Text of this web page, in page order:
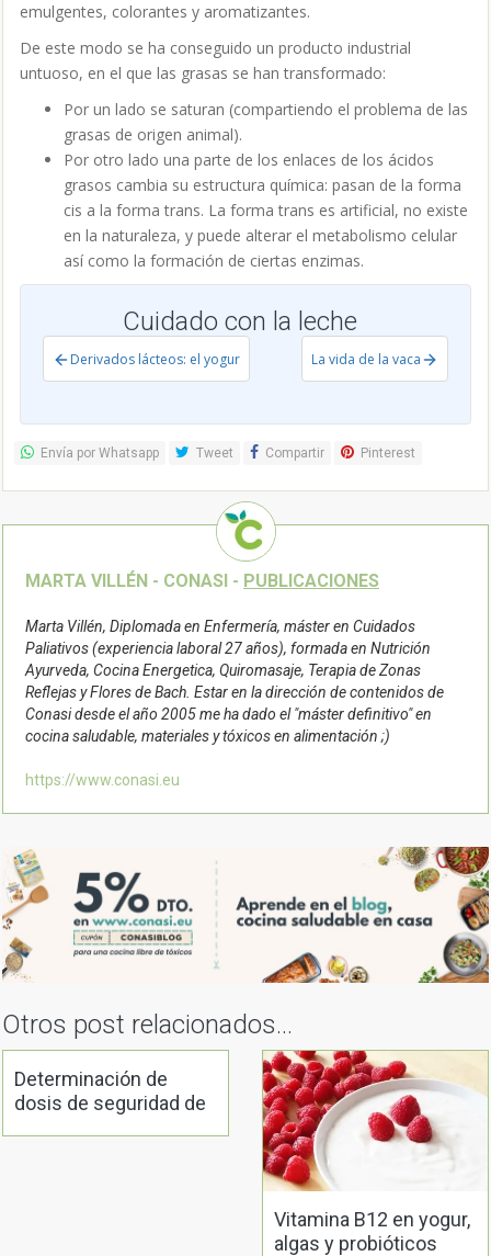
emulgentes, colorantes y aromatizantes.
De este modo se ha conseguido un producto industrial
untuoso, en el que las grasas se han transformado:
Por un lado se saturan (compartiendo el problema de las
grasas de origen animal).
Por otro lado una parte de los enlaces de los ácidos
grasos cambia su estructura química: pasan de la forma
cis a la forma trans. La forma trans es artificial, no existe
en la naturaleza, y puede alterar el metabolismo celular
así como la formación de ciertas enzimas.
Cuidado con la leche
Derivados lácteos: el yogur La vida de la vaca
Envía por Whatsapp Tweet Compartir Pinterest
MARTA VILLÉN - CONASI - PUBLICACIONES
Marta Villén, Diplomada en Enfermería, máster en Cuidados
Paliativos (experiencia laboral 27 años), formada en Nutrición
Ayurveda, Cocina Energetica, Quiromasaje, Terapia de Zonas
Reflejas y Flores de Bach. Estar en la dirección de contenidos de
Conasi desde el año 2005 me ha dado el "máster definitivo" en
cocina saludable, materiales y tóxicos en alimentación ;)
https://www.conasi.eu
Otros post relacionados...
Determinación de
dosis de seguridad de
Vitamina B12 en yogur,
algas y probióticos